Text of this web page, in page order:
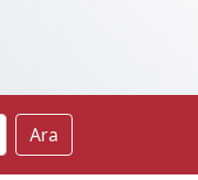
Ara